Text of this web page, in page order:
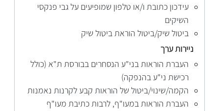
עידכון כתובת ו/או טלפון שמופיעים על גבי פנקסי
השיקים
ביטול שיק/ביטול הוראת ביטול שיק
ניירותערך
העברת הוראות בני"ע הנסחרים בבורסת ת"א (כולל
רכישת ני"ע בהנפקה)
הקמה/שינוי/ביטול של הוראות קבע לקרנות נאמנות
העברת הוראות במעו"ף, לרבות כתיבת מעו"ף